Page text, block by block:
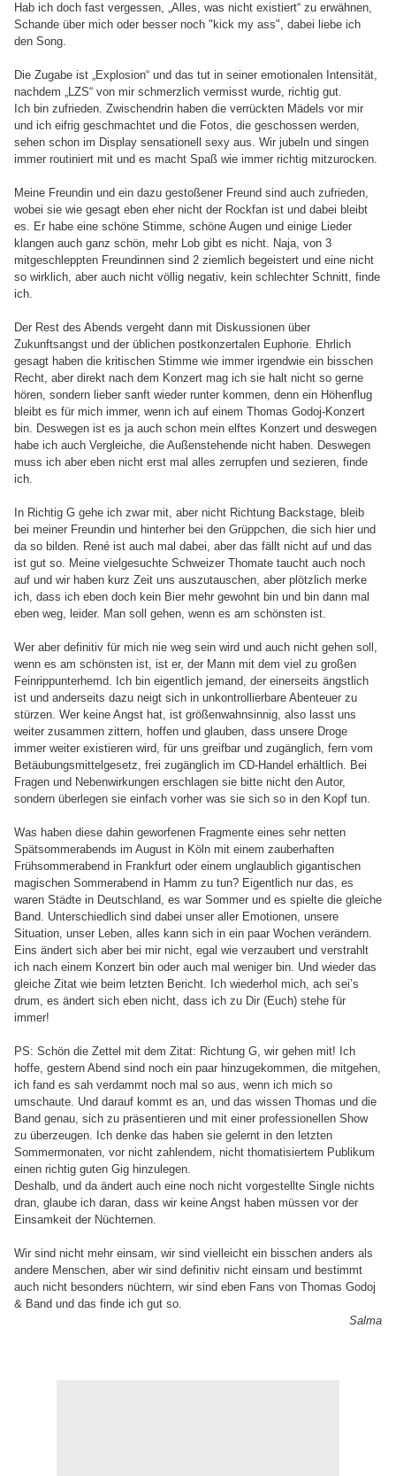
Hab ich doch fast vergessen, „Alles, was nicht existiert“ zu erwähnen,
Schande über mich oder besser noch "kick my ass", dabei liebe ich
den Song.
Die Zugabe ist „Explosion“ und das tut in seiner emotionalen Intensität,
nachdem „LZS“ von mir schmerzlich vermisst wurde, richtig gut.
Ich bin zufrieden. Zwischendrin haben die verrückten Mädels vor mir
und ich eifrig geschmachtet und die Fotos, die geschossen werden,
sehen schon im Display sensationell sexy aus. Wir jubeln und singen
immer routiniert mit und es macht Spaß wie immer richtig mitzurocken.
Meine Freundin und ein dazu gestoßener Freund sind auch zufrieden,
wobei sie wie gesagt eben eher nicht der Rockfan ist und dabei bleibt
es. Er habe eine schöne Stimme, schöne Augen und einige Lieder
klangen auch ganz schön, mehr Lob gibt es nicht. Naja, von 3
mitgeschleppten Freundinnen sind 2 ziemlich begeistert und eine nicht
so wirklich, aber auch nicht völlig negativ, kein schlechter Schnitt, finde
ich.
Der Rest des Abends vergeht dann mit Diskussionen über
Zukunftsangst und der üblichen postkonzertalen Euphorie. Ehrlich
gesagt haben die kritischen Stimme wie immer irgendwie ein bisschen
Recht, aber direkt nach dem Konzert mag ich sie halt nicht so gerne
hören, sondern lieber sanft wieder runter kommen, denn ein Höhenflug
bleibt es für mich immer, wenn ich auf einem Thomas Godoj-Konzert
bin. Deswegen ist es ja auch schon mein elftes Konzert und deswegen
habe ich auch Vergleiche, die Außenstehende nicht haben. Deswegen
muss ich aber eben nicht erst mal alles zerrupfen und sezieren, finde
ich.
In Richtig G gehe ich zwar mit, aber nicht Richtung Backstage, bleib
bei meiner Freundin und hinterher bei den Grüppchen, die sich hier und
da so bilden. René ist auch mal dabei, aber das fällt nicht auf und das
ist gut so. Meine vielgesuchte Schweizer Thomate taucht auch noch
auf und wir haben kurz Zeit uns auszutauschen, aber plötzlich merke
ich, dass ich eben doch kein Bier mehr gewohnt bin und bin dann mal
eben weg, leider. Man soll gehen, wenn es am schönsten ist.
Wer aber definitiv für mich nie weg sein wird und auch nicht gehen soll,
wenn es am schönsten ist, ist er, der Mann mit dem viel zu großen
Feinrippunterhemd. Ich bin eigentlich jemand, der einerseits ängstlich
ist und anderseits dazu neigt sich in unkontrollierbare Abenteuer zu
stürzen. Wer keine Angst hat, ist größenwahnsinnig, also lasst uns
weiter zusammen zittern, hoffen und glauben, dass unsere Droge
immer weiter existieren wird, für uns greifbar und zugänglich, fern vom
Betäubungsmittelgesetz, frei zugänglich im CD-Handel erhältlich. Bei
Fragen und Nebenwirkungen erschlagen sie bitte nicht den Autor,
sondern überlegen sie einfach vorher was sie sich so in den Kopf tun.
Was haben diese dahin geworfenen Fragmente eines sehr netten
Spätsommerabends im August in Köln mit einem zauberhaften
Frühsommerabend in Frankfurt oder einem unglaublich gigantischen
magischen Sommerabend in Hamm zu tun? Eigentlich nur das, es
waren Städte in Deutschland, es war Sommer und es spielte die gleiche
Band. Unterschiedlich sind dabei unser aller Emotionen, unsere
Situation, unser Leben, alles kann sich in ein paar Wochen verändern.
Eins ändert sich aber bei mir nicht, egal wie verzaubert und verstrahlt
ich nach einem Konzert bin oder auch mal weniger bin. Und wieder das
gleiche Zitat wie beim letzten Bericht. Ich wiederhol mich, ach sei’s
drum, es ändert sich eben nicht, dass ich zu Dir (Euch) stehe für
immer!
PS: Schön die Zettel mit dem Zitat: Richtung G, wir gehen mit! Ich
hoffe, gestern Abend sind noch ein paar hinzugekommen, die mitgehen,
ich fand es sah verdammt noch mal so aus, wenn ich mich so
umschaute. Und darauf kommt es an, und das wissen Thomas und die
Band genau, sich zu präsentieren und mit einer professionellen Show
zu überzeugen. Ich denke das haben sie gelernt in den letzten
Sommermonaten, vor nicht zahlendem, nicht thomatisiertem Publikum
einen richtig guten Gig hinzulegen.
Deshalb, und da ändert auch eine noch nicht vorgestellte Single nichts
dran, glaube ich daran, dass wir keine Angst haben müssen vor der
Einsamkeit der Nüchternen.
Wir sind nicht mehr einsam, wir sind vielleicht ein bisschen anders als
andere Menschen, aber wir sind definitiv nicht einsam und bestimmt
auch nicht besonders nüchtern, wir sind eben Fans von Thomas Godoj
& Band und das finde ich gut so.
Salma